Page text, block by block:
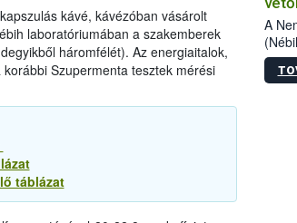
kávé, kávézóban vásárolt
laboratóriumában a szakemberek
háromfélét). Az energiaitalok,
Szupermenta tesztek mérési
táblázat
A